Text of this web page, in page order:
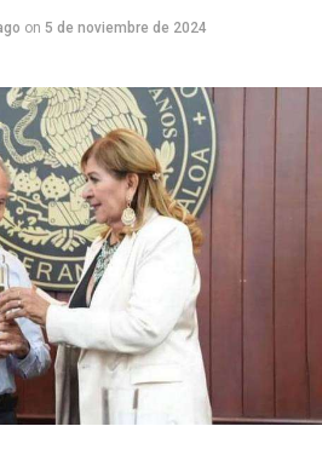
on 5 de noviembre de 2024